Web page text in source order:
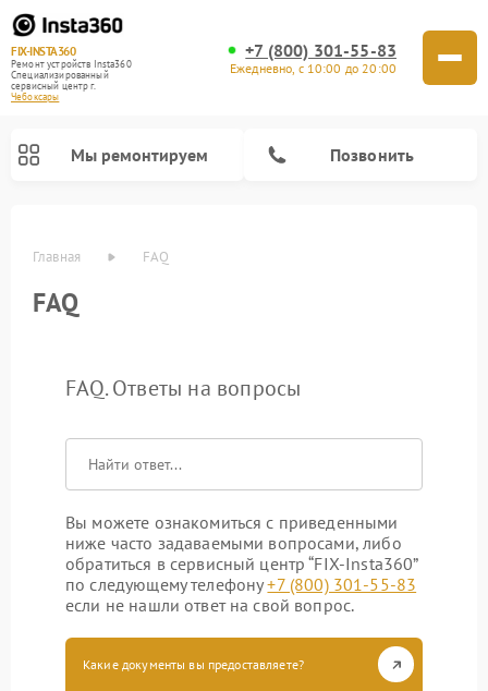
FIX-INSTA360
Ремонт устройств Insta360
Специализированный
cервисный центр г.
Чебоксары
+7 (800) 301-55-83
Ежедневно, с 10:00 до 20:00
Мы ремонтируем Позвонить
Главная FAQ
FAQ
FAQ. Ответы на вопросы
Вы можете ознакомиться с приведенными
ниже часто задаваемыми вопросами, либо
обратиться в сервисный центр “FIX-Insta360”
по следующему телефону+7 (800) 301-55-83
если не нашли ответ на свой вопрос.
Какие документы вы предоставляете?